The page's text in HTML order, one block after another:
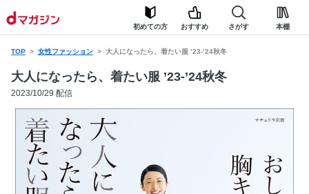
初めての方 おすすめ さがす 本棚
TOP 女性ファッション 大人になったら、着たい服 ’23-’24秋冬
大人になったら、着たい服 ’23-’24秋冬
2023/10/29 配信